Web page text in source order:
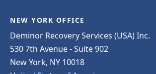
NEW YORK OFFICE
Deminor Recovery Services (USA) Inc.
530 7th Avenue - Suite 902
New York, NY 10018